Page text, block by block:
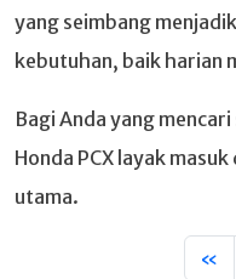
yang seimbang
kebutuhan, baik harian
Bagi Anda yang
Honda PCX layak
utama.
«